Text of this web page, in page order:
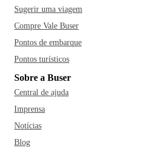
Sugerir uma viagem
Compre Vale Buser
Pontos de embarque
Pontos turísticos
Sobre a Buser
Central de ajuda
Imprensa
Notícias
Blog